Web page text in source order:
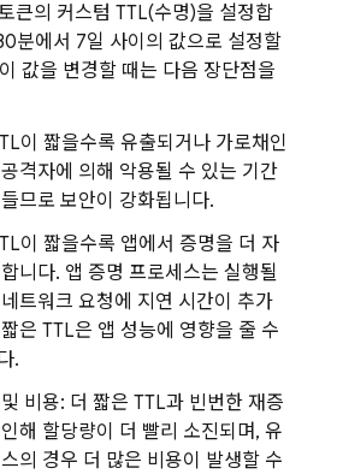
토큰의 커스텀 TTL(수명)을 설정합
분에서 7일 사이의 값으로 설정할
값을 변경할 때는 다음 장단점을
이 짧을수록 유출되거나 가로채인
격자에 의해 악용될 수 있는 기간
므로 보안이 강화됩니다.
이 짧을수록 앱에서 증명을 더 자
니다. 앱 증명 프로세스는 실행될
트워크 요청에 지연 시간이 추가
은 TTL은 앱 성능에 영향을 줄 수
.
비용: 더 짧은 TTL과 빈번한 재증
해 할당량이 더 빨리 소진되며, 유
의 경우 더 많은 비용이 발생할 수